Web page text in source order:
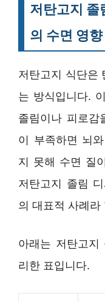
저탄고지 졸
의 수면 영향
저탄고지 식단은
는 방식입니다.
졸림이나 피로
이 부족하면 뇌
지 못해 수면 질
저탄고지 졸림
의 대표적 사례라
아래는 저탄고
리한 표입니다.